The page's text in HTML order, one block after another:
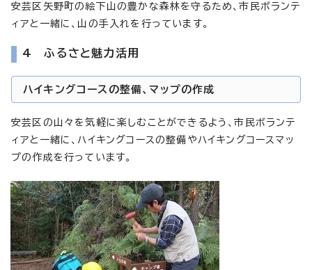
安芸区矢野町の絵下山の豊かな森林を守るため、市民ボランテ
ィアと一緒に、山の手入れを行っています。
4 ふるさと魅力活用
ハイキングコースの整備、マップの作成
安芸区の山々を気軽に楽しむことができるよう、市民ボランテ
ィアと一緒に、ハイキングコースの整備やハイキングコースマッ
プの作成を行っています。